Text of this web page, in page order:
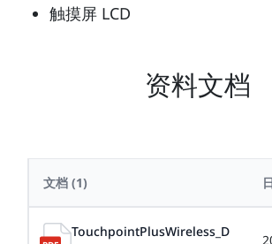
触摸屏 LCD
资料文档
文档 (1)
TouchpointPlusWireless_D